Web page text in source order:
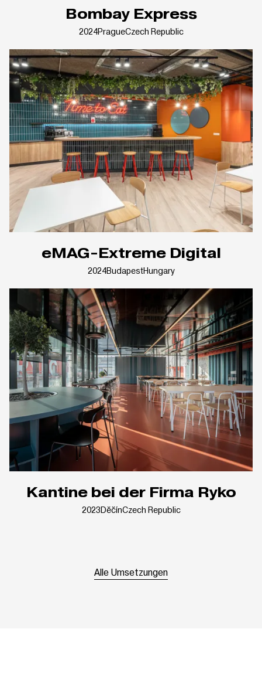
Bombay Express
2024PragueCzech Republic
eMAG-Extreme Digital
2024BudapestHungary
Kantine bei der Firma Ryko
2023DěčínCzech Republic
Alle Umsetzungen